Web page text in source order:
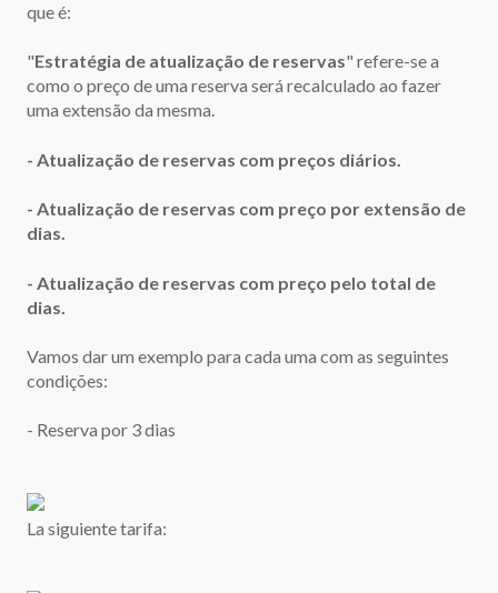
que é:
"Estratégia de atualização de reservas" refere-se a
como o preço de uma reserva será recalculado ao fazer
uma extensão da mesma.
- Atualização de reservas com preços diários.
- Atualização de reservas com preço por extensão de
dias.
- Atualização de reservas com preço pelo total de
dias.
Vamos dar um exemplo para cada uma com as seguintes
condições:
- Reserva por 3 dias
La siguiente tarifa: